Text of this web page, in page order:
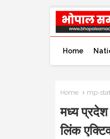
Home
Home mp-
मध्य
लिंक